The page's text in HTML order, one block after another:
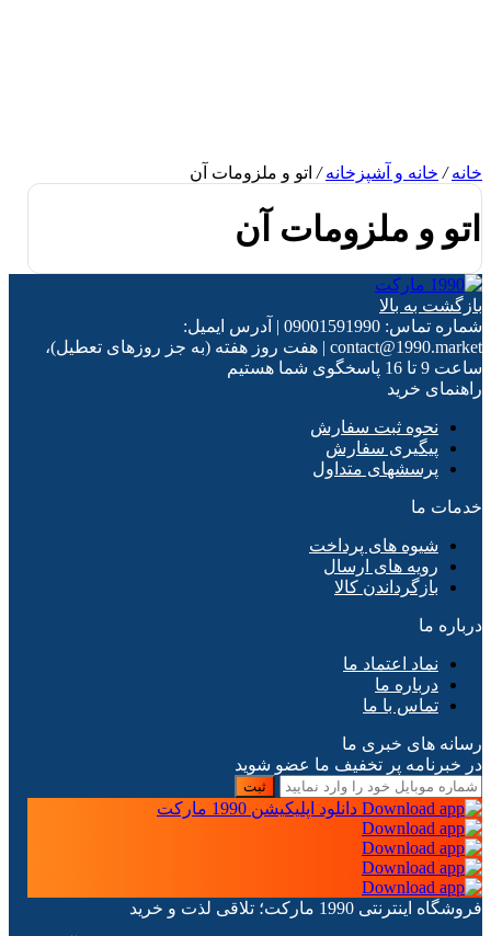
خانه/ خانه و آشپزخانه/ اتو و ملزومات آن
اتو و ملزومات آن
بازگشت به بالا
شماره تماس: 09001591990
| آدرس ایمیل:
contact@1990.market
| هفت روز هفته (به جز روزهای تعطیل)،
ساعت 9 تا 16 پاسخگوی شما هستیم
راهنمای خرید
نحوه ثبت سفارش
پیگیری سفارش
پرسشهای متداول
خدمات ما
شیوه های پرداخت
رویه های ارسال
بازگرداندن کالا
درباره ما
نماد اعتماد ما
درباره ما
تماس با ما
رسانه های خبری ما
در خبرنامه پر تخفیف ما عضو شوید
ثبت
دانلود اپلیکیشن 1990 مارکت
فروشگاه اینترنتی 1990 مارکت؛ تلاقی لذت و خرید